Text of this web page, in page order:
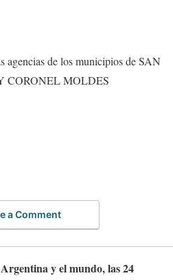
agencias de los municipios de SAN
CORONEL MOLDES
a Comment
y el mundo, las 24